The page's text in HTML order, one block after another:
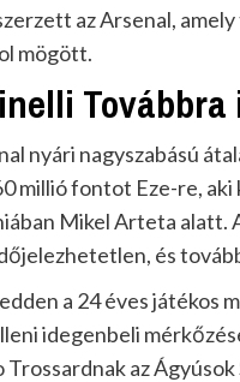
az Arsenal,
mögött.
nyári nagyszabású
millió fontot Eze-re,
Mikel Arteta alatt.
és
a 24 éves játékos
idegenbeli
Trossardnak az